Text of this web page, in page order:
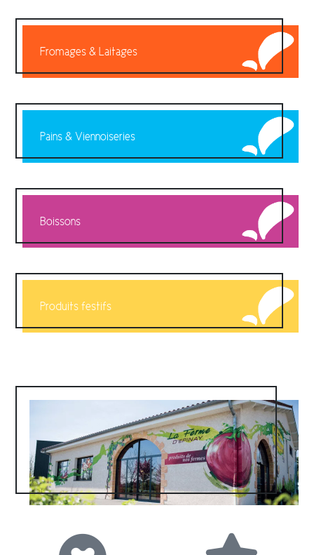
Fromages & Laitages
Pains & Viennoiseries
Boissons
Produits festifs